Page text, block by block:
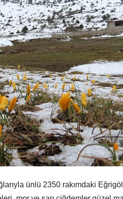
ünlü 2350 rakımdaki Eğrigöl